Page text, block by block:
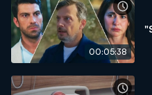
00:05:38